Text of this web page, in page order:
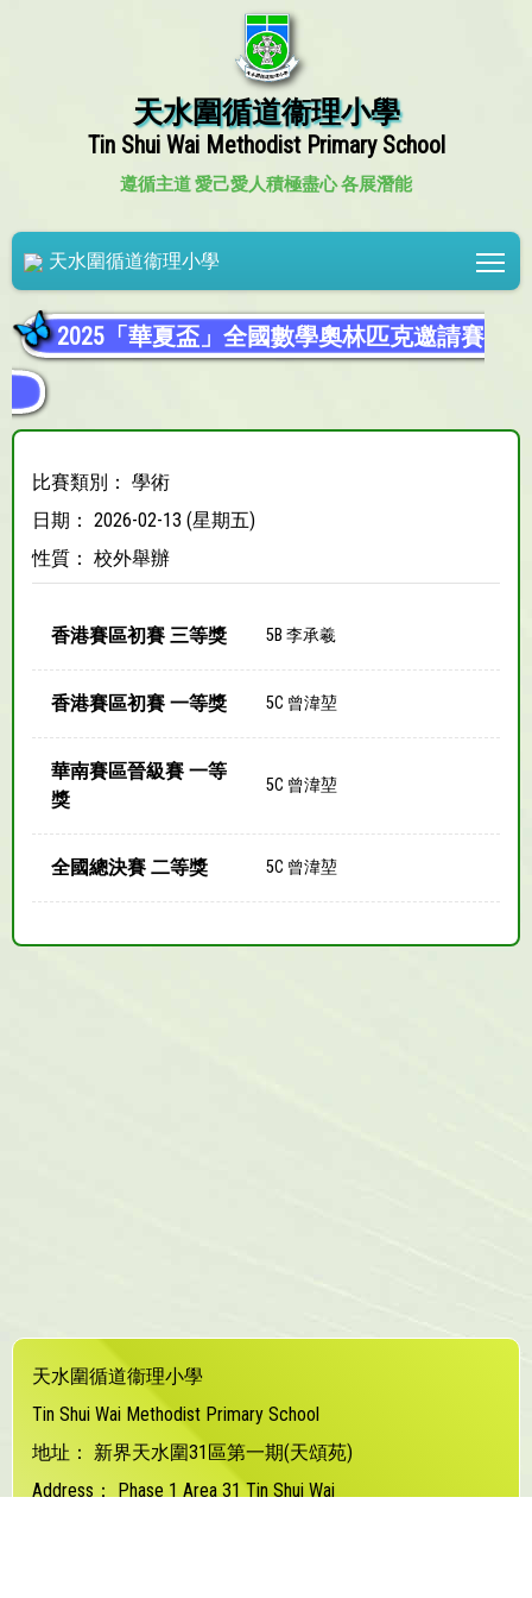
天水圍循道衞理小學
Tin Shui Wai Methodist Primary School
遵循主道 愛己愛人積極盡心 各展潛能
天水圍循道衞理小學
2025「華夏盃」全國數學奧林匹克邀請賽
比賽類別： 學術
日期： 2026-02-13 (星期五)
性質： 校外舉辦
香港賽區初賽 三等獎 5B 李承羲
香港賽區初賽 一等獎 5C 曾湋堃
華南賽區晉級賽 一等
獎
5C 曾湋堃
全國總決賽 二等獎 5C 曾湋堃
天水圍循道衞理小學
Tin Shui Wai Methodist Primary School
地址：
新界天水圍31區第一期(天頌苑)
Address：
Phase 1 Area 31 Tin Shui Wai